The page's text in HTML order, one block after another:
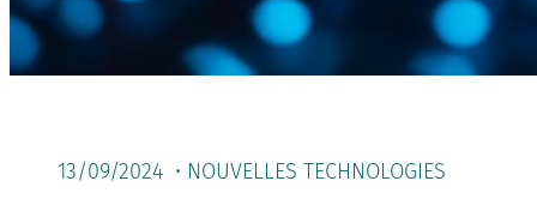
13/09/2024 • NOUVELLES TECHNOLOGIES